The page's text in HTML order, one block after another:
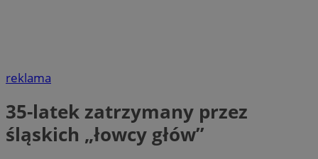
reklama
35-latek zatrzymany przez
śląskich „łowcy głów”